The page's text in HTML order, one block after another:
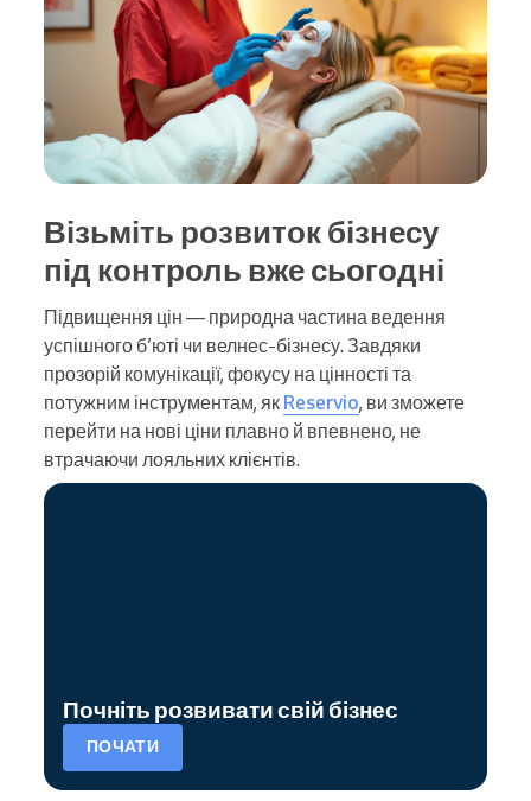
Візьміть розвиток бізнесу
під контроль вже сьогодні
Підвищення цін — природна частина ведення
успішного б’юті чи велнес-бізнесу. Завдяки
прозорій комунікації, фокусу на цінності та
потужним інструментам, як Reservio, ви зможете
перейти на нові ціни плавно й впевнено, не
втрачаючи лояльних клієнтів.
Почніть розвивати свій бізнес
ПОЧАТИ